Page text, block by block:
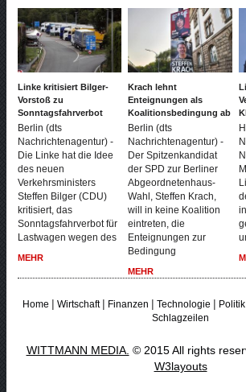
Linke kritisiert Bilger-
Vorstoß zu
Sonntagsfahrverbot
Berlin (dts
Nachrichtenagentur) -
Die Linke hat die Idee
des neuen
Verkehrsministers
Steffen Bilger (CDU)
kritisiert, das
Sonntagsfahrverbot für
Lastwagen wegen des
MEHR
Krach lehnt
Enteignungen als
Koalitionsbedingung ab
Berlin (dts
Nachrichtenagentur) -
Der Spitzenkandidat
der SPD zur Berliner
Abgeordnetenhaus-
Wahl, Steffen Krach,
will in keine Koalition
eintreten, die
Enteignungen zur
Bedingung
MEHR
Home|Wirtschaft| Finanzen|Technologie| Politik
Schlagzeilen
WITTMANN MEDIA. © 2015 All rights
W3layouts